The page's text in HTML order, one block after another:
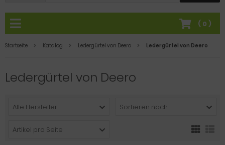
( 0 )
Startseite Katalog Ledergürtel von Deero Ledergürtel von Deero
Ledergürtel von Deero
Alle Hersteller Sortieren nach ...
Artikel pro Seite